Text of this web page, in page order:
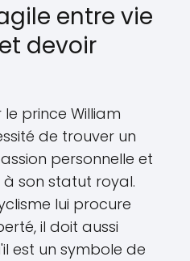
entre vie
devoir
prince William
de trouver un
personnelle et
à son statut royal.
lui procure
il doit aussi
est un symbole de